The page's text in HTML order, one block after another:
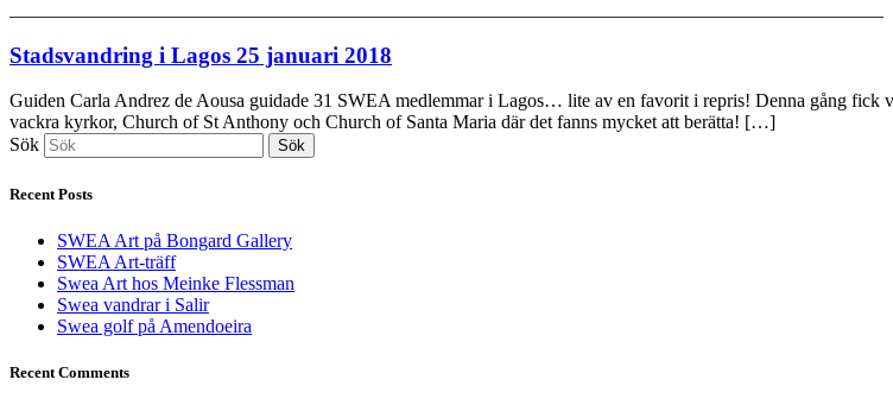
Stadsvandring i Lagos 25 januari 2018
Guiden Carla Andrez de Aousa guidade 31 SWEA medlemmar i Lagos… lite av en favorit i repris! Denna gång fick
vackra kyrkor, Church of St Anthony och Church of Santa Maria där det fanns mycket att berätta! […]
Sök
Sök
Recent Posts
SWEA Art på Bongard Gallery
SWEA Art-träff
Swea Art hos Meinke Flessman
Swea vandrar i Salir
Swea golf på Amendoeira
Recent Comments